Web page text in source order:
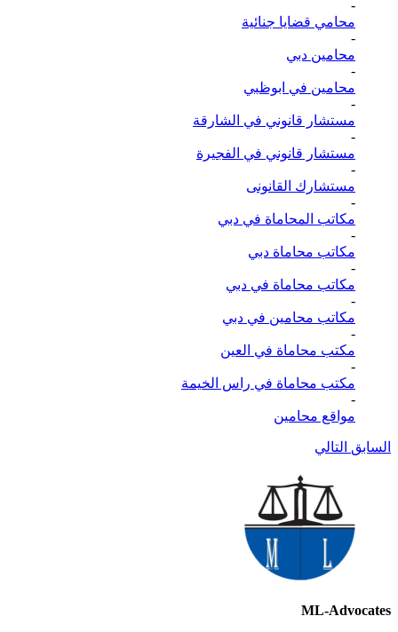
-
محامي قضايا جنائية
-
محامين دبي
-
محامين في ابوظبي
-
مستشار قانوني في الشارقة
-
مستشار قانوني في الفجيرة
-
مستشارك القانونى
-
مكاتب المحاماة في دبي
-
مكاتب محاماة دبي
-
مكاتب محاماة في دبي
-
مكاتب محامين في دبي
-
مكتب محاماة في العين
-
مكتب محاماة في راس الخيمة
-
مواقع محامين
السابق التالي
ML-Advocates